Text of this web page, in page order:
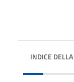
INDICE